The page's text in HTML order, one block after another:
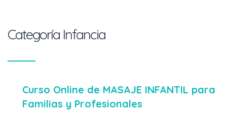
Categoría Infancia
Curso Online de MASAJE INFANTIL para
Familias y Profesionales